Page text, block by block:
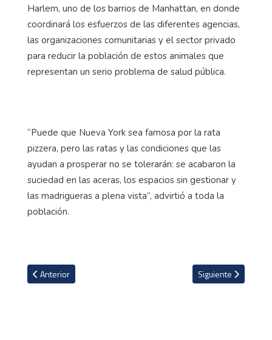
Harlem, uno de los barrios de Manhattan, en donde
coordinará los esfuerzos de las diferentes agencias,
las organizaciones comunitarias y el sector privado
para reducir la población de estos animales que
representan un serio problema de salud pública.
“Puede que Nueva York sea famosa por la rata
pizzera, pero las ratas y las condiciones que las
ayudan a prosperar no se tolerarán: se acabaron la
suciedad en las aceras, los espacios sin gestionar y
las madrigueras a plena vista”, advirtió a toda la
población.
Artículo anterior: 21 ticos presentes en el nuevo videojuego EA
Anterior Artículo siguiente:
Siguiente